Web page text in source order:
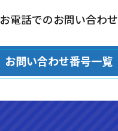
お電話でのお問い合わせ
お問い合わせ番号一覧